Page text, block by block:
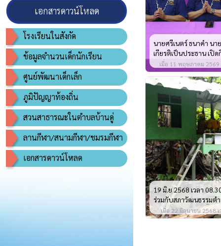
เอกสารดาวน์โหลด
โรงเรียนในสังกัด
ข้อมูลจำนวนเด็กนักเรียน
ศูนย์พัฒนาเด็กเล็ก
ภูมิปัญญาท้องถิ่น
สวนสาธารณะในตำบลบ้านดู่
ลานกีฬา/สนามกีฬา/ชมรมกีฬา
เอกสารดาวน์โหลด
นายศรีเนตร์ ธนาคำ น
เกียรติเป็นประธาน เปิ
คารวะรดน้ำดำหัว ผู้สู
เมื่อ 11 พฤษภาคม 2569
19 มิ.ย 2568 เวลา
ร่วมกับสภาวัฒนธรรมต
โครงการประเพณีเลี้ย
เชียงราย
เมื่อ 22 มิถุนายน 2568